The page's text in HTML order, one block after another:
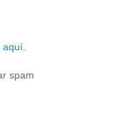
aquí
spam